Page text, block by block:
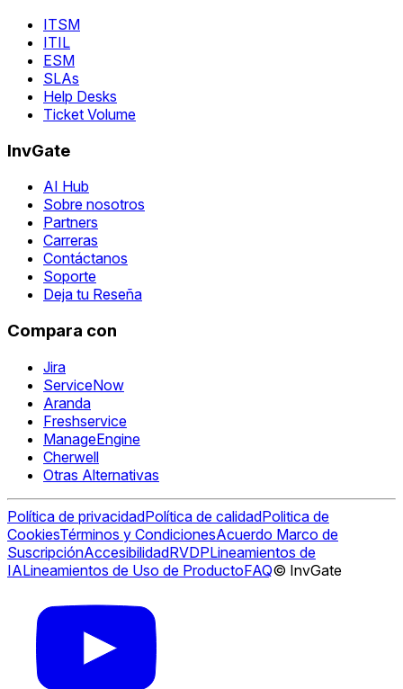
ITSM
ITIL
ESM
SLAs
Help Desks
Ticket Volume
InvGate
AI Hub
Sobre nosotros
Partners
Carreras
Contáctanos
Soporte
Deja tu Reseña
Compara con
Jira
ServiceNow
Aranda
Freshservice
ManageEngine
Cherwell
Otras Alternativas
Política de privacidadPolítica de calidadPolitica de
CookiesTérminos y CondicionesAcuerdo Marco de
SuscripciónAccesibilidadRVDPLineamientos de
IALineamientos de Uso de ProductoFAQ© InvGate